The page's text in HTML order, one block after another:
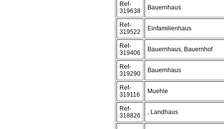
Ref-
319638
Bauernhaus
Ref-
319522
Einfamilienhaus
Ref-
319406
Bauernhaus, Bauernhof
Ref-
319290
Bauernhaus
Ref-
319116
Muehle
Ref-
318826
, Landhaus